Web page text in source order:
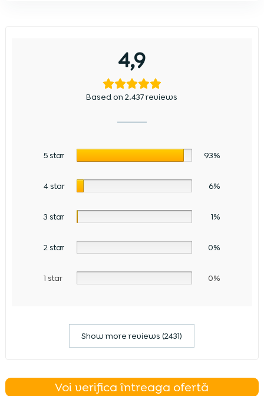
4,9
Based on 2.437 reviews
5 star 93%
4 star 6%
3 star 1%
2 star 0%
1 star 0%
Show more reviews (2431)
Voi verifica întreaga ofertă